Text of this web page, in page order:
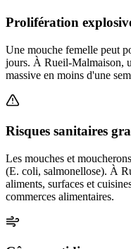
Prolifération
Une mouche femelle peut
jours. À Rueil-Malmaison,
massive en moins d'une
Risques sanitaires
Les mouches et
(E. coli, salmonellose). À
aliments, surfaces et
commerces alimentaires.